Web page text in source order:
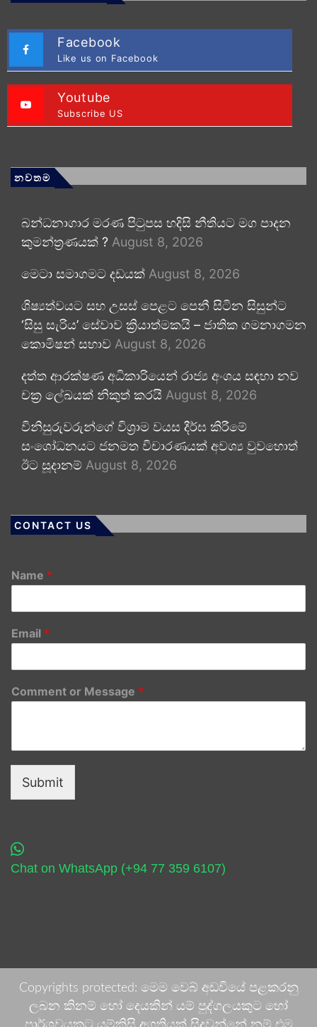
Facebook
Like us on Facebook
Youtube
Subscribe US
නවතම
බන්ධනාගාර මරණ පිටුපස හදිසි නීතියට මග පාදන
කුමන්ත්‍රණයක් ? August 8, 2026
මෙටා සමාගමට දඩයක් August 8, 2026
ශිෂ්‍යත්වයට සහ උසස් පෙළට පෙනී සිටින සිසුන්ට
‘සිසු සැරිය’ සේවාව ක්‍රියාත්මකයි – ජාතික ගමනාගමන
කොමිෂන් සභාව August 8, 2026
දත්ත ආරක්ෂණ අධිකාරියෙන් රාජ්‍ය අංශය සඳහා නව
චක්‍ර ලේඛයක් නිකුත් කරයි August 8, 2026
විනිසුරුවරුන්ගේ විශ්‍රාම වයස දීර්ඝ කිරීමේ
සංශෝධනයට ජනමත විචාරණයක් අවශ්‍ය වුවහොත්
ඊට සූදානම් August 8, 2026
CONTACT US
Name *
Email *
Comment or Message *
Submit
Chat on WhatsApp (+94 77 359 6107)
Copyrights protected: මෙම වෙබ් අඩවියේ පළකරනු
ලබන කිනම් හෝ දෙයකින් යම් පුද්ගලයකුට හෝ